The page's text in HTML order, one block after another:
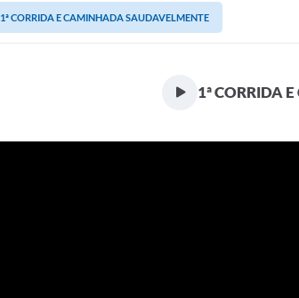
1ª CORRIDA E CAMINHADA SAUDAVELMENTE
1ª CORRIDA